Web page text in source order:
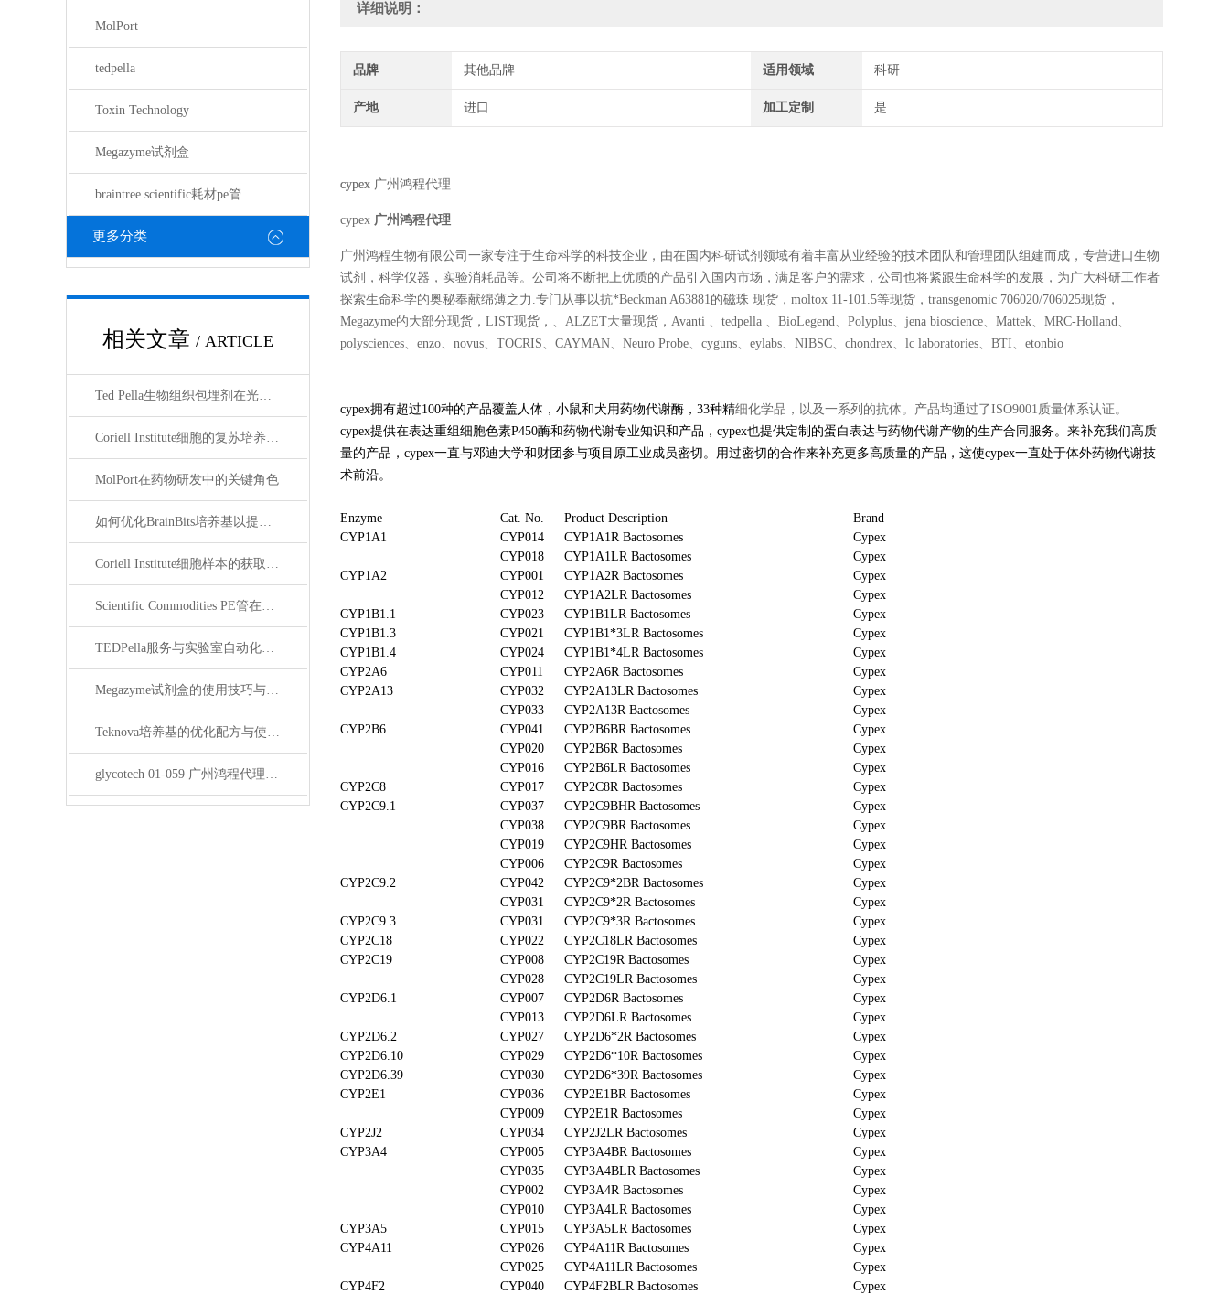
MolPort
tedpella
Toxin Technology
Megazyme试剂盒
braintree scientific耗材pe管
更多分类
相关文章 / ARTICLE
Ted Pella生物组织包埋剂在光镜与电镜联用技术中的应用
Coriell Institute细胞的复苏培养与质量控制规范
MolPort在药物研发中的关键角色
如何优化BrainBits培养基以提高实验效果？
Coriell Institute细胞样本的获取与应用指南
Scientific Commodities PE管在环保实验中的作用
TEDPella服务与实验室自动化设备的整合
Megazyme试剂盒的使用技巧与实验优化方法
Teknova培养基的优化配方与使用技巧
glycotech 01-059 广州鸿程代理：开启糖生物学研究新征程
详细说明：
品牌 其他品牌 适用领域 科研
产地 进口 加工定制 是
cypex 广州鸿程代理
cypex 广州鸿程代理
广州鸿程生物有限公司一家专注于生命科学的科技企业，由在国内科研试剂领域有着丰富从业经验的技术团队和管理团队组建而成，专营进口生物
试剂，科学仪器，实验消耗品等。公司将不断把上优质的产品引入国内市场，满足客户的需求，公司也将紧跟生命科学的发展，为广大科研工作者
探索生命科学的奥秘奉献绵薄之力.专门从事以抗*Beckman A63881的磁珠 现货，moltox 11-101.5等现货，transgenomic 706020/706025现货，
Megazyme的大部分现货，LIST现货，、ALZET大量现货，Avanti 、tedpella 、BioLegend、Polyplus、jena bioscience、Mattek、MRC-Holland、
polysciences、enzo、novus、TOCRIS、CAYMAN、Neuro Probe、cyguns、eylabs、NIBSC、chondrex、lc laboratories、BTI、etonbio
cypex拥有超过100种的产品覆盖人体，小鼠和犬用药物代谢酶，33种精细化学品，以及一系列的抗体。产品均通过了ISO9001质量体系认证。
cypex提供在表达重组细胞色素P450酶和药物代谢专业知识和产品，cypex也提供定制的蛋白表达与药物代谢产物的生产合同服务。来补充我们高质
量的产品，cypex一直与邓迪大学和财团参与项目原工业成员密切。用过密切的合作来补充更多高质量的产品，这使cypex一直处于体外药物代谢技
术前沿。
Enzyme Cat. No. Product Description
Brand
CYP1A1
CYP014 CYP1A1R Bactosomes
Cypex
CYP018
CYP1A1LR Bactosomes
Cypex
CYP1A2
CYP001 CYP1A2R Bactosomes
Cypex
CYP012
CYP1A2LR Bactosomes
Cypex
CYP1B1.1
CYP023 CYP1B1LR Bactosomes
Cypex
CYP1B1.3
CYP021 CYP1B1*3LR Bactosomes
Cypex
CYP1B1.4
CYP024 CYP1B1*4LR Bactosomes
Cypex
CYP2A6
CYP011 CYP2A6R Bactosomes
Cypex
CYP2A13
CYP032 CYP2A13LR Bactosomes
Cypex
CYP033
CYP2A13R Bactosomes
Cypex
CYP2B6
CYP041 CYP2B6BR Bactosomes
Cypex
CYP020
CYP2B6R Bactosomes
Cypex
CYP016
CYP2B6LR Bactosomes
Cypex
CYP2C8
CYP017 CYP2C8R Bactosomes
Cypex
CYP2C9.1
CYP037 CYP2C9BHR Bactosomes
Cypex
CYP038
CYP2C9BR Bactosomes
Cypex
CYP019
CYP2C9HR Bactosomes
Cypex
CYP006
CYP2C9R Bactosomes
Cypex
CYP2C9.2
CYP042 CYP2C9*2BR Bactosomes
Cypex
CYP031
CYP2C9*2R Bactosomes
Cypex
CYP2C9.3
CYP031 CYP2C9*3R Bactosomes
Cypex
CYP2C18
CYP022 CYP2C18LR Bactosomes
Cypex
CYP2C19
CYP008 CYP2C19R Bactosomes
Cypex
CYP028
CYP2C19LR Bactosomes
Cypex
CYP2D6.1
CYP007 CYP2D6R Bactosomes
Cypex
CYP013
CYP2D6LR Bactosomes
Cypex
CYP2D6.2
CYP027 CYP2D6*2R Bactosomes
Cypex
CYP2D6.10
CYP029 CYP2D6*10R Bactosomes
Cypex
CYP2D6.39
CYP030 CYP2D6*39R Bactosomes
Cypex
CYP2E1
CYP036 CYP2E1BR Bactosomes
Cypex
CYP009
CYP2E1R Bactosomes
Cypex
CYP2J2
CYP034 CYP2J2LR Bactosomes
Cypex
CYP3A4
CYP005 CYP3A4BR Bactosomes
Cypex
CYP035
CYP3A4BLR Bactosomes
Cypex
CYP002
CYP3A4R Bactosomes
Cypex
CYP010
CYP3A4LR Bactosomes
Cypex
CYP3A5
CYP015 CYP3A5LR Bactosomes
Cypex
CYP4A11
CYP026 CYP4A11R Bactosomes
Cypex
CYP025
CYP4A11LR Bactosomes
Cypex
CYP4F2
CYP040 CYP4F2BLR Bactosomes
Cypex